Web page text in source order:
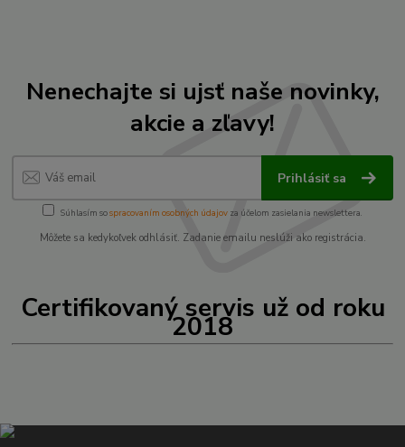
Nenechajte si ujsť naše novinky,
akcie a zľavy!
Prihlásiť sa
Súhlasím sospracovaním osobných údajov za účelom zasielania newslettera.
Môžete sa kedykoľvek odhlásiť. Zadanie emailu neslúži ako registrácia.
Certifikovaný servis už od roku
2018